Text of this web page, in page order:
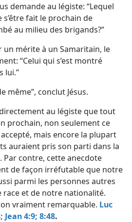
demande au légiste: “Lequel
fait le prochain de
au milieu des brigands?”
un mérite à un Samaritain, le
“Celui qui s’est montré
lui.”
même”, conclut Jésus.
au légiste que tout
prochain, non seulement ce
mais encore la plupart
auraient pris son parti dans la
Par contre, cette anecdote
de façon irréfutable que notre
parmi les personnes autres
race et de notre nationalité.
vraiment remarquable. Luc
Jean 4:9; 8:48.